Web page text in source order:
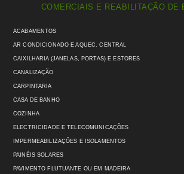
COMERCIAIS E REABILITAÇÃO DE
ACABAMENTOS
AR CONDICIONADO E AQUEC. CENTRAL
CAIXILHARIA (JANELAS, PORTAS) E ESTORES
CANALIZAÇÃO
CARPINTARIA
CASA DE BANHO
COZINHA
ELECTRICIDADE E TELECOMUNICAÇÕES
IMPERMEABILIZAÇÕES E ISOLAMENTOS
PAINÉIS SOLARES
PAVIMENTO FLUTUANTE OU EM MADEIRA